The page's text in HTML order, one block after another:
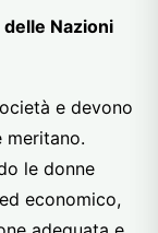
Nazioni
e devono
le donne
economico,